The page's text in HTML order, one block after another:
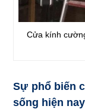
Cửa kính
Sự phổ biến
sống hiện nay